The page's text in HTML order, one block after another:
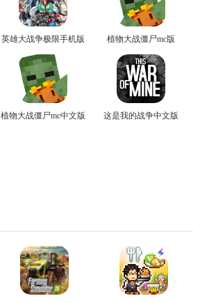
英雄大战争极限手机版 植物大战僵尸mc版
植物大战僵尸mc中文版 这是我的战争中文版